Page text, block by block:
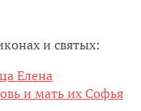
и святых:
Елена
и мать их Софья